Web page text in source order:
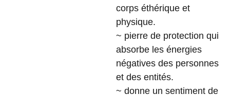
corps éthérique et
physique.
~ pierre de protection qui
absorbe les énergies
négatives des personnes
et des entités.
~ donne un sentiment de